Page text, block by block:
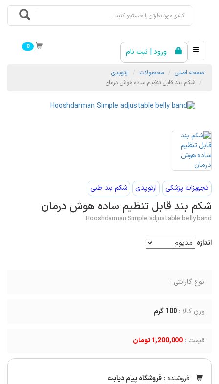
0
ورود | ثبت نام
صفحه اصلی محصولات
ارتوپدی
شکم بند قابل تنظیم ساده هوش درمان
تجهیزات پزشکی ارتوپدی شکم بند طبی
شکم بند قابل تنظیم ساده هوش درمان
Hooshdarman Simple adjustable belly band
اندازه
نوع گارانتی :
وزن کالا : 100گرم
قیمت : 1,200,000 تومان
فروشنده : فروشگاه پیام دیابت